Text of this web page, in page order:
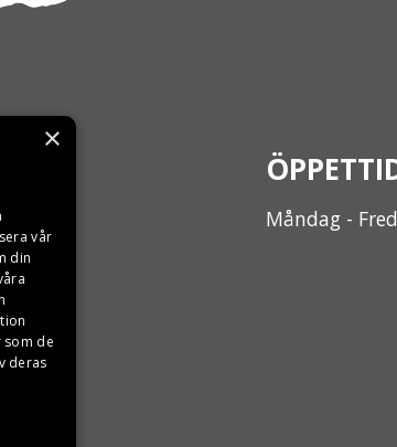
Måndag -
×
vår
din
de
deras